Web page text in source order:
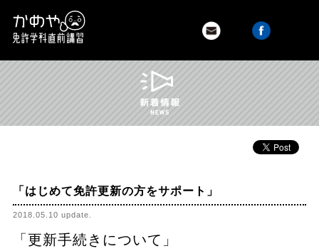
かめや免許学科直前講習｜香川県 高松市お問い合わせはこちら
Twitter
「はじめて免許更新の方をサポート」
2018.05.10 update.
「更新手続きについて」